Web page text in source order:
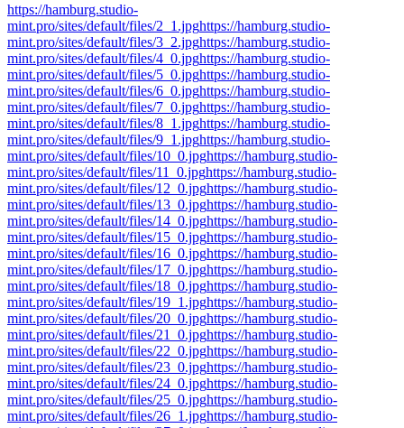
https://hamburg.studio-
mint.pro/sites/default/files/2_1.jpghttps://hamburg.studio-
mint.pro/sites/default/files/3_2.jpghttps://hamburg.studio-
mint.pro/sites/default/files/4_0.jpghttps://hamburg.studio-
mint.pro/sites/default/files/5_0.jpghttps://hamburg.studio-
mint.pro/sites/default/files/6_0.jpghttps://hamburg.studio-
mint.pro/sites/default/files/7_0.jpghttps://hamburg.studio-
mint.pro/sites/default/files/8_1.jpghttps://hamburg.studio-
mint.pro/sites/default/files/9_1.jpghttps://hamburg.studio-
mint.pro/sites/default/files/10_0.jpghttps://hamburg.studio-
mint.pro/sites/default/files/11_0.jpghttps://hamburg.studio-
mint.pro/sites/default/files/12_0.jpghttps://hamburg.studio-
mint.pro/sites/default/files/13_0.jpghttps://hamburg.studio-
mint.pro/sites/default/files/14_0.jpghttps://hamburg.studio-
mint.pro/sites/default/files/15_0.jpghttps://hamburg.studio-
mint.pro/sites/default/files/16_0.jpghttps://hamburg.studio-
mint.pro/sites/default/files/17_0.jpghttps://hamburg.studio-
mint.pro/sites/default/files/18_0.jpghttps://hamburg.studio-
mint.pro/sites/default/files/19_1.jpghttps://hamburg.studio-
mint.pro/sites/default/files/20_0.jpghttps://hamburg.studio-
mint.pro/sites/default/files/21_0.jpghttps://hamburg.studio-
mint.pro/sites/default/files/22_0.jpghttps://hamburg.studio-
mint.pro/sites/default/files/23_0.jpghttps://hamburg.studio-
mint.pro/sites/default/files/24_0.jpghttps://hamburg.studio-
mint.pro/sites/default/files/25_0.jpghttps://hamburg.studio-
mint.pro/sites/default/files/26_1.jpghttps://hamburg.studio-